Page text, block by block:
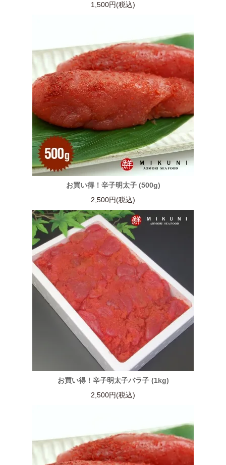
1,500円(税込)
お買い得！辛子明太子 (500g)
2,500円(税込)
お買い得！辛子明太子バラ子 (1kg)
2,500円(税込)